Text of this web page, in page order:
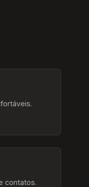
contatos.